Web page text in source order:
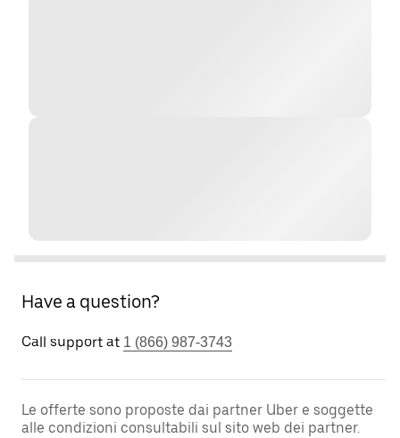
Have a question?
Call support at 1 (866) 987-3743
Le offerte sono proposte dai partner Uber e soggette
alle condizioni consultabili sul sito web dei partner.